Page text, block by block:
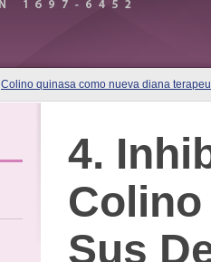
Colino quinasa como nueva diana
4.
Colino
Sus